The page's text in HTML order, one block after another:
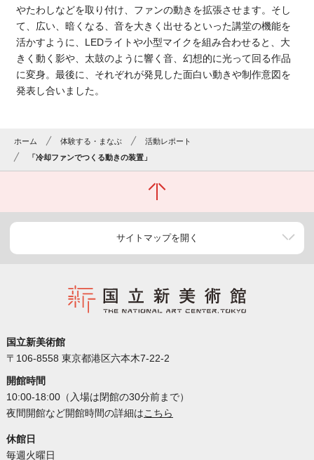
やたわしなどを取り付け、ファンの動きを拡張させます。そし
て、広い、暗くなる、音を大きく出せるといった講堂の機能を
活かすように、LEDライトや小型マイクを組み合わせると、大
きく動く影や、太鼓のように響く音、幻想的に光って回る作品
に変身。最後に、それぞれが発見した面白い動きや制作意図を
発表し合いました。
ホーム 体験する・まなぶ
活動レポート
「冷却ファンでつくる動きの装置」
サイトマップを開く
国立新美術館
〒106-8558 東京都港区六本木7-22-2
開館時間
10:00-18:00（入場は閉館の30分前まで）
夜間開館など開館時間の詳細はこちら
休館日
毎週火曜日